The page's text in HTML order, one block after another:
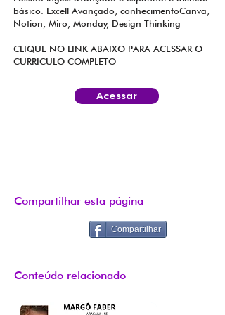
básico. Excell Avançado, conhecimentoCanva,
Notion, Miro, Monday, Design Thinking
CLIQUE NO LINK ABAIXO PARA ACESSAR O
CURRICULO COMPLETO
Acessar
Compartilhar esta página
Compartilhar
Conteúdo relacionado